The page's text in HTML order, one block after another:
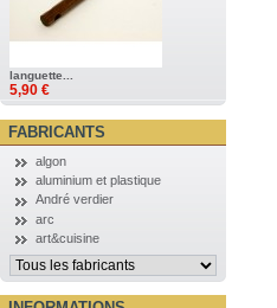
languette...
5,90 €
FABRICANTS
algon
aluminium et plastique
André verdier
arc
art&cuisine